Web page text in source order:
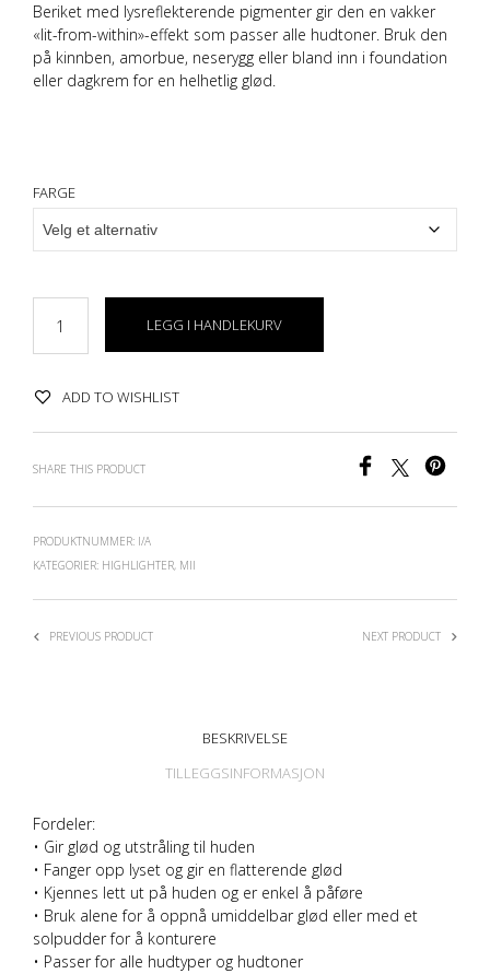
Beriket med lysreflekterende pigmenter gir den en vakker
«lit-from-within»-effekt som passer alle hudtoner. Bruk den
på kinnben, amorbue, neserygg eller bland inn i foundation
eller dagkrem for en helhetlig glød.
FARGE
LEGG I HANDLEKURV
ADD TO WISHLIST
SHARE THIS PRODUCT
PRODUKTNUMMER: I/A
KATEGORIER: HIGHLIGHTER, MII
PREVIOUS PRODUCT NEXT PRODUCT
BESKRIVELSE
TILLEGGSINFORMASJON
Fordeler:
• Gir glød og utstråling til huden
• Fanger opp lyset og gir en flatterende glød
• Kjennes lett ut på huden og er enkel å påføre
• Bruk alene for å oppnå umiddelbar glød eller med et
solpudder for å konturere
• Passer for alle hudtyper og hudtoner